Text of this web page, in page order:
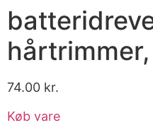
74.00 kr.
Køb vare